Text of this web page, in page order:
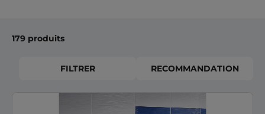
179 produits
FILTRER RECOMMANDATION